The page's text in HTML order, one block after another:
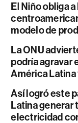
El Niño obliga
modelo de
La ONU
podría agravar
América Latina
Así logró este
Latina generar
electricidad